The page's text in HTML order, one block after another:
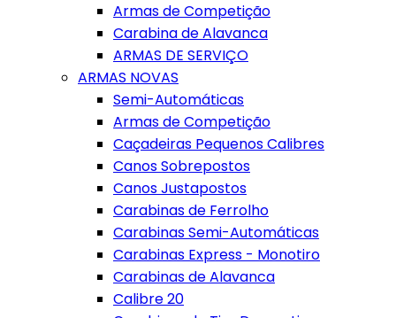
Armas de Competição
Carabina de Alavanca
ARMAS DE SERVIÇO
ARMAS NOVAS
Semi-Automáticas
Armas de Competição
Caçadeiras Pequenos Calibres
Canos Sobrepostos
Canos Justapostos
Carabinas de Ferrolho
Carabinas Semi-Automáticas
Carabinas Express - Monotiro
Carabinas de Alavanca
Calibre 20